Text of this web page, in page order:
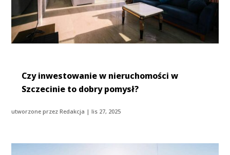
Czy inwestowanie w nieruchomości w
Szczecinie to dobry pomysł?
utworzone przezRedakcja |lis 27, 2025